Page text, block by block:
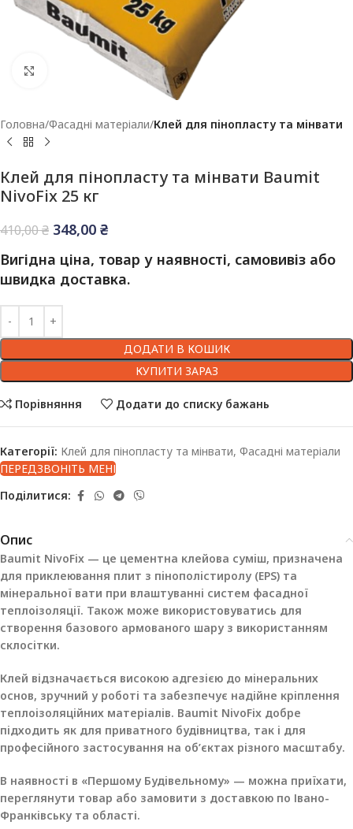
Клацніть, щоб збільшити
Головна Фасадні матеріали Клей для пінопласту та мінвати
Клей для пінопласту та мінвати Baumit
NivoFix 25 кг
410,00₴ 348,00 ₴
Вигідна ціна, товар у наявності, самовивіз або
швидка доставка.
ДОДАТИ В КОШИК
КУПИТИ ЗАРАЗ
Порівняння Додати до списку бажань
Категорії: Клей для пінопласту та мінвати, Фасадні матеріали
ПЕРЕДЗВОНІТЬ МЕНІ
Поділитися:
Опис
Baumit NivoFix — це цементна клейова суміш, призначена
для приклеювання плит з пінополістиролу (EPS) та
мінеральної вати при влаштуванні систем фасадної
теплоізоляції. Також може використовуватись для
створення базового армованого шару з використанням
склосітки.
Клей відзначається високою адгезією до мінеральних
основ, зручний у роботі та забезпечує надійне кріплення
теплоізоляційних матеріалів. Baumit NivoFix добре
підходить як для приватного будівництва, так і для
професійного застосування на об’єктах різного масштабу.
В наявності в «Першому Будівельному» — можна приїхати,
переглянути товар або замовити з доставкою по Івано-
Франківську та області.